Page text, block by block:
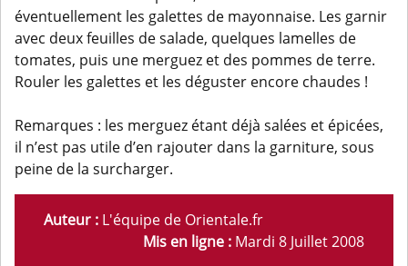
éventuellement les galettes de mayonnaise. Les garnir
avec deux feuilles de salade, quelques lamelles de
tomates, puis une merguez et des pommes de terre.
Rouler les galettes et les déguster encore chaudes !
Remarques : les merguez étant déjà salées et épicées,
il n’est pas utile d’en rajouter dans la garniture, sous
peine de la surcharger.
Auteur : L'équipe de Orientale.fr
Mis en ligne : Mardi 8 Juillet 2008